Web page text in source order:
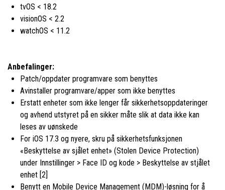
tvOS < 18.2
visionOS < 2.2
watchOS < 11.2
Anbefalinger:
Patch/oppdater programvare som benyttes
Avinstaller programvare/apper som ikke benyttes
Erstatt enheter som ikke lenger får sikkerhetsoppdateringer
og avhend utstyret på en sikker måte slik at data ikke kan
leses av uønskede
For iOS 17.3 og nyere, skru på sikkerhetsfunksjonen
«Beskyttelse av sjålet enhet» (Stolen Device Protection)
under Innstillinger > Face ID og kode > Beskyttelse av stjålet
enhet [2]
Benytt en Mobile Device Management (MDM)-løsning for å